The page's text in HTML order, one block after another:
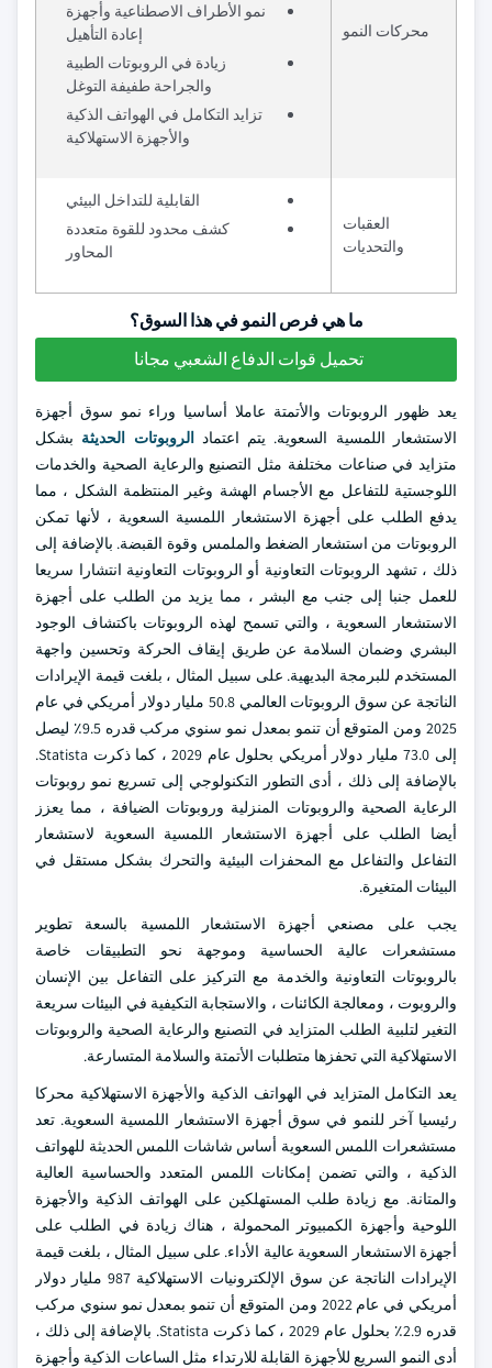
محركات النمو
نمو الأطراف الاصطناعية وأجهزة
إعادة التأهيل
زيادة في الروبوتات الطبية
والجراحة طفيفة التوغل
تزايد التكامل في الهواتف الذكية
والأجهزة الاستهلاكية
العقبات
والتحديات
القابلية للتداخل البيئي
كشف محدود للقوة متعددة
المحاور
ما هي فرص النمو في هذا السوق؟
تحميل قوات الدفاع الشعبي مجانا
يعد ظهور الروبوتات والأتمتة عاملا أساسيا وراء نمو سوق أجهزة
الاستشعار اللمسية السعوية. يتم اعتمادالروبوتات الحديثة بشكل
متزايد في صناعات مختلفة مثل التصنيع والرعاية الصحية والخدمات
اللوجستية للتفاعل مع الأجسام الهشة وغير المنتظمة الشكل ، مما
يدفع الطلب على أجهزة الاستشعار اللمسية السعوية ، لأنها تمكن
الروبوتات من استشعار الضغط والملمس وقوة القبضة. بالإضافة إلى
ذلك ، تشهد الروبوتات التعاونية أو الروبوتات التعاونية انتشارا سريعا
للعمل جنبا إلى جنب مع البشر ، مما يزيد من الطلب على أجهزة
الاستشعار السعوية ، والتي تسمح لهذه الروبوتات باكتشاف الوجود
البشري وضمان السلامة عن طريق إيقاف الحركة وتحسين واجهة
المستخدم للبرمجة البديهية. على سبيل المثال ، بلغت قيمة الإيرادات
الناتجة عن سوق الروبوتات العالمي 50.8 مليار دولار أمريكي في عام
2025 ومن المتوقع أن تنمو بمعدل نمو سنوي مركب قدره 9.5٪ ليصل
إلى 73.0 مليار دولار أمريكي بحلول عام 2029 ، كما ذكرت Statista.
بالإضافة إلى ذلك ، أدى التطور التكنولوجي إلى تسريع نمو روبوتات
الرعاية الصحية والروبوتات المنزلية وروبوتات الضيافة ، مما يعزز
أيضا الطلب على أجهزة الاستشعار اللمسية السعوية لاستشعار
التفاعل والتفاعل مع المحفزات البيئية والتحرك بشكل مستقل في
البيئات المتغيرة.
يجب على مصنعي أجهزة الاستشعار اللمسية بالسعة تطوير
مستشعرات عالية الحساسية وموجهة نحو التطبيقات خاصة
بالروبوتات التعاونية والخدمة مع التركيز على التفاعل بين الإنسان
والروبوت ، ومعالجة الكائنات ، والاستجابة التكيفية في البيئات سريعة
التغير لتلبية الطلب المتزايد في التصنيع والرعاية الصحية والروبوتات
الاستهلاكية التي تحفزها متطلبات الأتمتة والسلامة المتسارعة.
يعد التكامل المتزايد في الهواتف الذكية والأجهزة الاستهلاكية محركا
رئيسيا آخر للنمو في سوق أجهزة الاستشعار اللمسية السعوية. تعد
مستشعرات اللمس السعوية أساس شاشات اللمس الحديثة للهواتف
الذكية ، والتي تضمن إمكانات اللمس المتعدد والحساسية العالية
والمتانة. مع زيادة طلب المستهلكين على الهواتف الذكية والأجهزة
اللوحية وأجهزة الكمبيوتر المحمولة ، هناك زيادة في الطلب على
أجهزة الاستشعار السعوية عالية الأداء. على سبيل المثال ، بلغت قيمة
الإيرادات الناتجة عن سوق الإلكترونيات الاستهلاكية 987 مليار دولار
أمريكي في عام 2022 ومن المتوقع أن تنمو بمعدل نمو سنوي مركب
قدره 2.9٪ بحلول عام 2029 ، كما ذكرت Statista. بالإضافة إلى ذلك ،
أدى النمو السريع للأجهزة القابلة للارتداء مثل الساعات الذكية وأجهزة